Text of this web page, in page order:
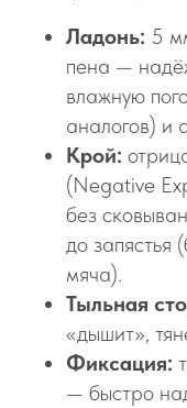
Ладонь: 5
пена —
влажную
аналогов) и
Крой:
(Negative
без
до запястья
мяча).
Тыльная
«дышит»,
Фиксация:
— быстро